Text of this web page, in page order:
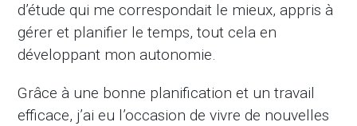
d’étude qui me correspondait le mieux, appris à
gérer et planifier le temps, tout cela en
développant mon autonomie.
Grâce à une bonne planification et un travail
efficace, j’ai eu l’occasion de vivre de nouvelles